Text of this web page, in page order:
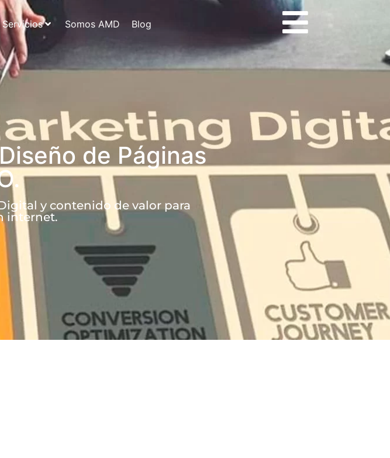
Servicios Somos AMD Blog
de Páginas
y contenido de valor para
internet.